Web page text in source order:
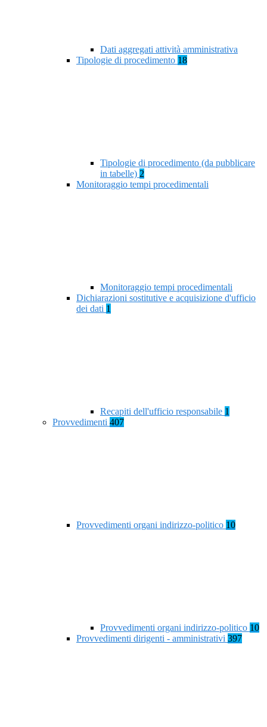
Dati aggregati attività amministrativa
Tipologie di procedimento 18
Tipologie di procedimento (da pubblicare
in tabelle) 2
Monitoraggio tempi procedimentali
Monitoraggio tempi procedimentali
Dichiarazioni sostitutive e acquisizione d'ufficio
dei dati 1
Recapiti dell'ufficio responsabile 1
Provvedimenti 407
Provvedimenti organi indirizzo-politico 10
Provvedimenti organi indirizzo-politico 10
Provvedimenti dirigenti - amministrativi 397